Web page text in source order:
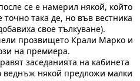
се е намерил някой, който
така де, но във вестника
свое тълкуване).
прозвището Крали Марко и
на премиера.
заседанията на кабинета
веднъж някой предложи малки